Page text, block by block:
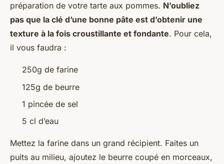
préparation de votre tarte aux pommes. N’oubliez
pas que la clé d’une bonne pâte est d’obtenir une
texture à la fois croustillante et fondante. Pour cela,
il vous faudra :
250g de farine
125g de beurre
1 pincée de sel
5 cl d’eau
Mettez la farine dans un grand récipient. Faites un
puits au milieu, ajoutez le beurre coupé en morceaux,